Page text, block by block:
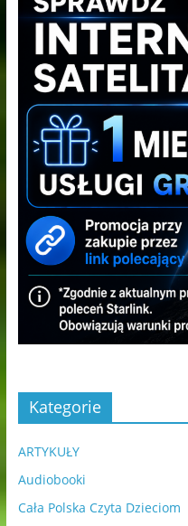
Kategorie
ARTYKUŁY
Audiobooki
Cała Polska Czyta Dzieciom